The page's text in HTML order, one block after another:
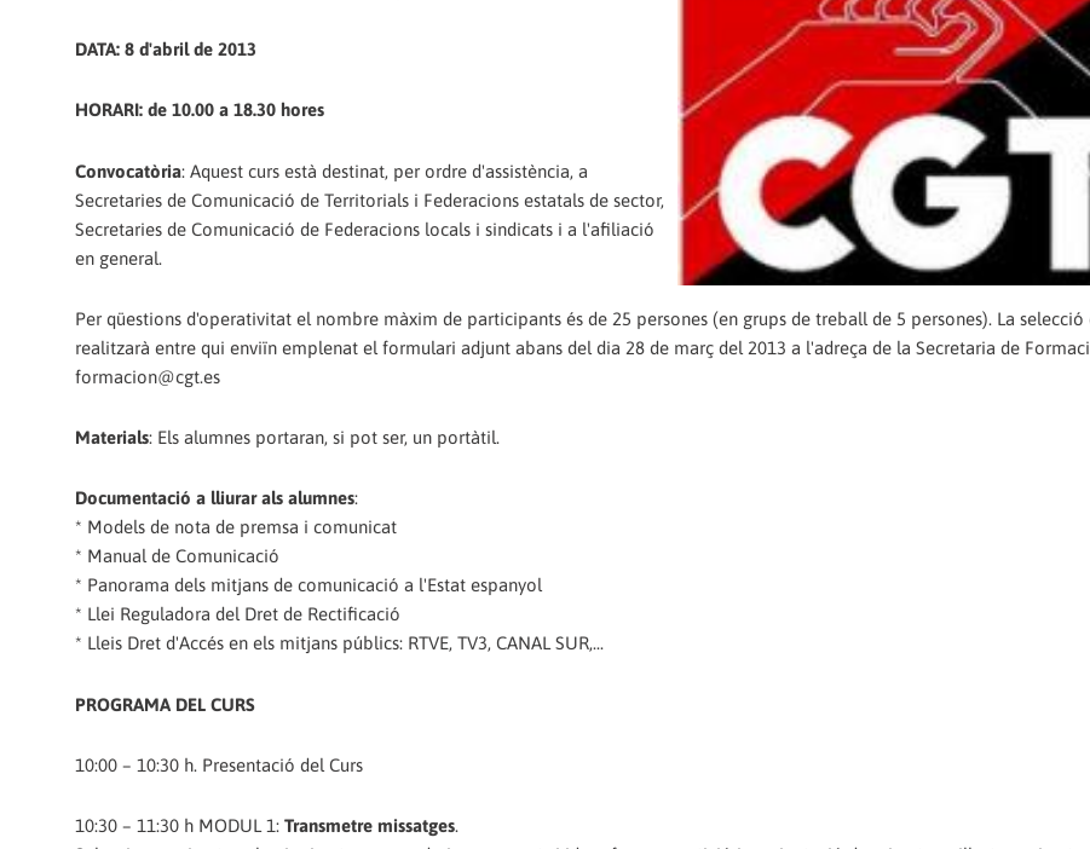
DATA: 8 d'abril de 2013
HORARI: de 10.00 a 18.30 hores
Convocatòria: Aquest curs està destinat, per ordre d'assistència, a
Secretaries de Comunicació de Territorials i Federacions estatals de sector,
Secretaries de Comunicació de Federacions locals i sindicats i a l'afiliació
en general.
Per qüestions d'operativitat el nombre màxim de participants és de 25 persones (en grups de treball de 5 persones). La selecció
realitzarà entre qui enviïn emplenat el formulari adjunt abans del dia 28 de març del 2013 a l'adreça de la Secretaria de
formacion@cgt.es
Materials: Els alumnes portaran, si pot ser, un portàtil.
Documentació a lliurar als alumnes:
* Models de nota de premsa i comunicat
* Manual de Comunicació
* Panorama dels mitjans de comunicació a l'Estat espanyol
* Llei Reguladora del Dret de Rectificació
* Lleis Dret d'Accés en els mitjans públics: RTVE, TV3, CANAL SUR,...
PROGRAMA DEL CURS
10:00 – 10:30 h. Presentació del Curs
10:30 – 11:30 h MODUL 1: Transmetre missatges.